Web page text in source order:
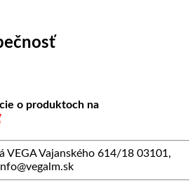
o produktoch na
VEGA Vajanského 614/18 03101,